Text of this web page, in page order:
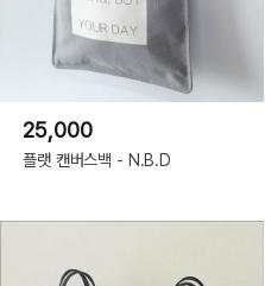
25,000
플랫 캔버스백 - N.B.D